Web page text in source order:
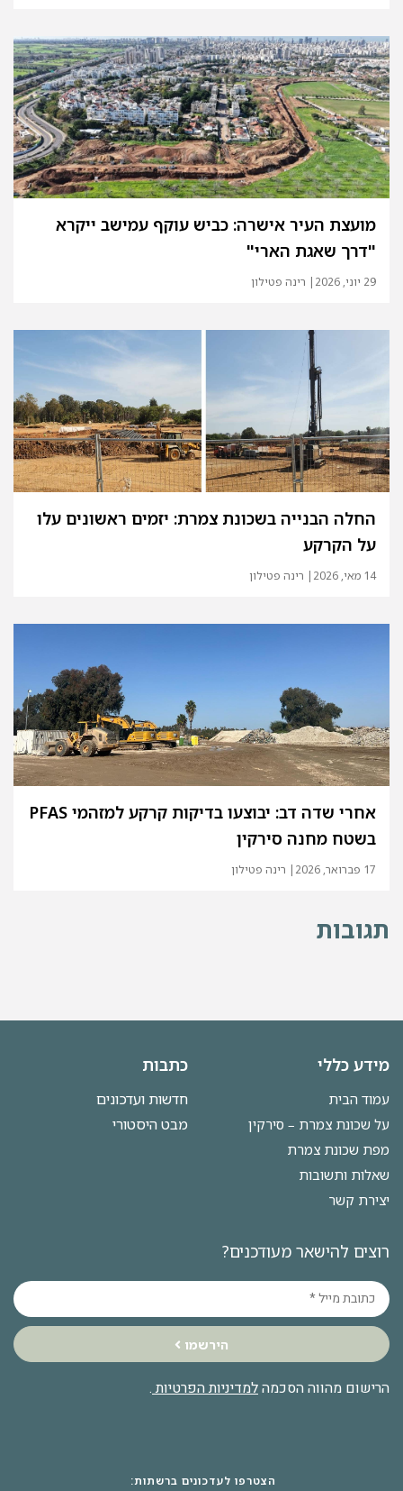
מועצת העיר אישרה: כביש עוקף עמישב ייקרא
"דרך שאגת הארי"
29 יוני, 2026 | רינה פטילון
החלה הבנייה בשכונת צמרת: יזמים ראשונים עלו
על הקרקע
14 מאי, 2026 | רינה פטילון
אחרי שדה דב: יבוצעו בדיקות קרקע למזהמי PFAS
בשטח מחנה סירקין
17 פברואר, 2026 | רינה פטילון
תגובות
מידע כללי
עמוד הבית
על שכונת צמרת – סירקין
מפת שכונת צמרת
שאלות ותשובות
יצירת קשר
כתבות
חדשות ועדכונים
מבט היסטורי
רוצים להישאר מעודכנים?
הירשמו
הרישום מהווה הסכמהלמדיניות הפרטיות.
הצטרפו לעדכונים ברשתות: